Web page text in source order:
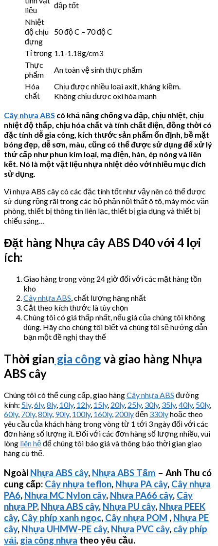
liệu
đập tốt
Nhiệt
độ chịu
đựng
50 độ C – 70 độ C
Tỉ trọng 1.1-1.18g/cm3
Thực
phẩm
An toàn vệ sinh thực phẩm
Hóa
chất
Chịu được nhiều loại axit, kháng kiềm.
Không chịu được oxi hóa mạnh
Cây nhựa ABS có khả năng chống va đập, chịu nhiệt, chịu
nhiệt độ thấp, chịu hóa chất và tính chất điện, đồng thời có
đặc tính dễ gia công, kích thước sản phẩm ổn định, bề mặt
bóng đẹp, dễ sơn, màu, cũng có thể được sử dụng để xử lý
thứ cấp như phun kim loại, mạ điện, hàn, ép nóng và liên
kết. Nó là một vật liệu nhựa nhiệt dẻo với nhiều mục đích
sử dụng.
Vì nhựa ABS cây có các đặc tính tốt như vậy nên có thể được
sử dụng rộng rãi trong các bộ phận nội thất ô tô, máy móc văn
phòng, thiết bị thông tin liên lạc, thiết bị gia dụng và thiết bị
chiếu sáng…
Đặt hàng Nhựa câyABS D40 với 4 lợi
ích:
Giao hàng trong vòng 24 giờ đối với các mặt hàng tồn
kho
Cây nhựa ABS, chất lượng hạng nhất
Cắt theo kích thước là tùy chọn
Chúng tôi có giá thấp nhất, nếu giá của chúng tôi không
đúng. Hãy cho chúng tôi biết và chúng tôi sẽ hướng dẫn
bạn một đề nghị thay thế
Thời gian gia công và giao hàng Nhựa
ABS cây
Chúng tôi có thể cung cấp, giao hàngCây nhựa ABS đường
kính: 5ly,6ly,8ly, 10ly, 12ly, 15ly, 20ly, 25ly, 30ly, 35ly,40ly, 50ly,
60ly, 70ly,80ly, 90ly, 100ly, 160ly, 200lyđến 330lyhoặc theo
yêu cầu của khách hàng trong vòng từ 1 tới 3 ngày đối với các
đơn hàng số lượng ít. Đối với các đơn hàng số lượng nhiều, vui
lòng liên hệđể chúng tôi báo giá và thông báo thời gian giao
hàng cụ thể.
Ngoài Nhựa ABS cây, Nhựa ABS Tấm – Anh Thu có
cung cấp: Cây nhựa teflon, Nhựa PA cây, Cây nhựa
PA6, Nhựa MC Nylon cây, Nhựa PA66 cây, Cây
nhựa PP, Nhựa ABS cây, Nhựa PU cây, Nhựa PEEK
cây, Cây phíp xanh ngọc, Cây nhựa POM , Nhựa PE
cây, Nhựa UHMW-PE cây, Nhựa PVC cây, cây phíp
vải, gia công nhựa theo yêu cầu.